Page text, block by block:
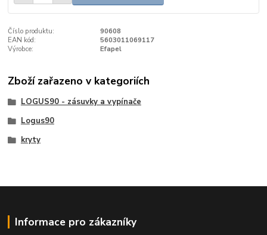
Číslo produktu:
90608
EAN kód:
5603011069117
Výrobce:
Efapel
Zboží zařazeno v kategoriích
LOGUS90 - zásuvky a vypínače
Logus90
kryty
Informace pro zákazníky